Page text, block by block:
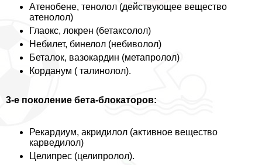
Атенобене, тенолол (действующее вещество
атенолол)
Глаокс, локрен (бетаксолол)
Небилет, бинелол (небиволол)
Беталок, вазокардин (метапролол)
Корданум ( талинолол).
3-е поколение бета-блокаторов:
Рекардиум, акридилол (активное вещество
карведилол)
Целипрес (целипролол).